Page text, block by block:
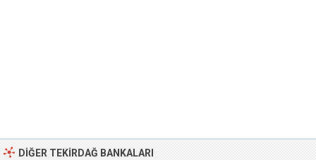
DIĞER TEKIRDAĞ BANKALARI